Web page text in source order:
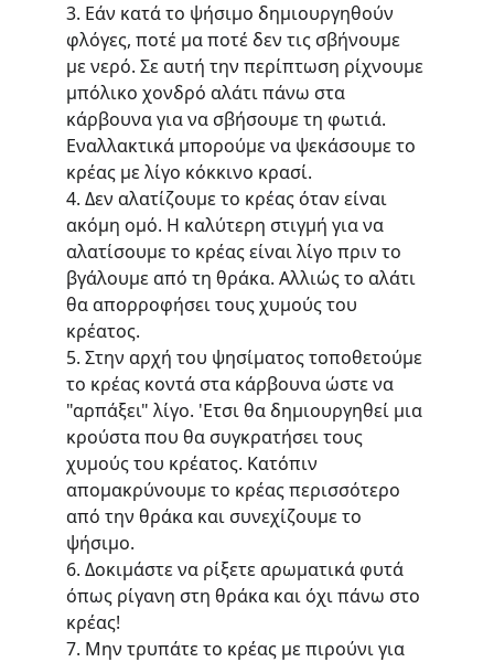
3. Εάν κατά το ψήσιμο δημιουργηθούν
φλόγες, ποτέ μα ποτέ δεν τις σβήνουμε
με νερό. Σε αυτή την περίπτωση ρίχνουμε
μπόλικο χονδρό αλάτι πάνω στα
κάρβουνα για να σβήσουμε τη φωτιά.
Εναλλακτικά μπορούμε να ψεκάσουμε το
κρέας με λίγο κόκκινο κρασί.
4. Δεν αλατίζουμε το κρέας όταν είναι
ακόμη ομό. Η καλύτερη στιγμή για να
αλατίσουμε το κρέας είναι λίγο πριν το
βγάλουμε από τη θράκα. Αλλιώς το αλάτι
θα απορροφήσει τους χυμούς του
κρέατος.
5. Στην αρχή του ψησίματος τοποθετούμε
το κρέας κοντά στα κάρβουνα ώστε να
"αρπάξει" λίγο. 'Ετσι θα δημιουργηθεί μια
κρούστα που θα συγκρατήσει τους
χυμούς του κρέατος. Κατόπιν
απομακρύνουμε το κρέας περισσότερο
από την θράκα και συνεχίζουμε το
ψήσιμο.
6. Δοκιμάστε να ρίξετε αρωματικά φυτά
όπως ρίγανη στη θράκα και όχι πάνω στο
κρέας!
7. Μην τρυπάτε το κρέας με πιρούνι για